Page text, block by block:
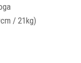
/ 21kg)